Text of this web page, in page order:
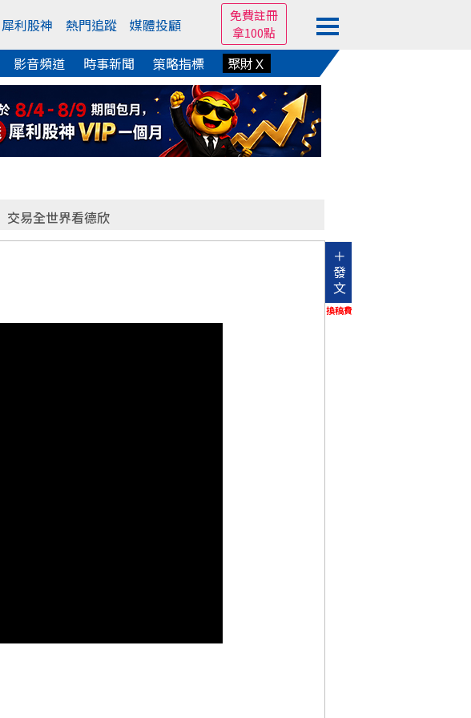
犀利股神 熱門追蹤 媒體投顧
免費註冊
拿100點
影音頻道 時事新聞 策略指標 聚財Ｘ
交易全世界看德欣
＋
發
文
換稿費